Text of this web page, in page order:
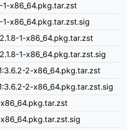
x86_64.pkg.tar.zst
x86_64.pkg.tar.zst.sig
1-x86_64.pkg.tar.zst
1-x86_64.pkg.tar.zst.sig
2-x86_64.pkg.tar.zst
2-x86_64.pkg.tar.zst.sig